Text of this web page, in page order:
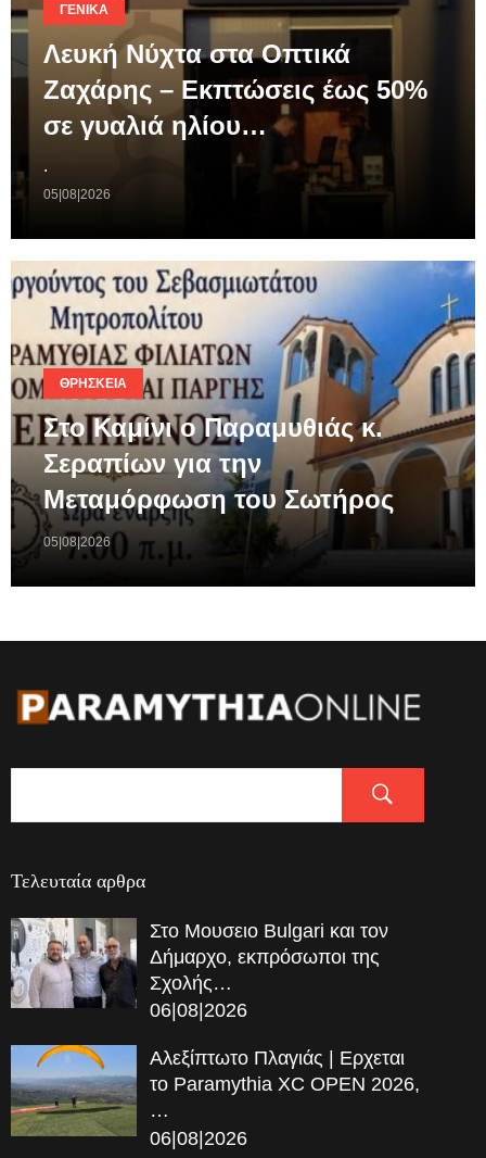
ΓΕΝΙΚΆ
Λευκή Νύχτα στα Οπτικά
Ζαχάρης – Εκπτώσεις έως 50%
σε γυαλιά ηλίου…
.
05|08|2026
ΘΡΗΣΚΕΊΑ
Στο Καμίνι ο Παραμυθιάς κ.
Σεραπίων για την
Μεταμόρφωση του Σωτήρος
05|08|2026
Τελευταία αρθρα
Στο Μουσειο Bulgari και τον
Δήμαρχο, εκπρόσωποι της
Σχολής…
06|08|2026
Αλεξίπτωτο Πλαγιάς | Ερχεται
το Paramythia XC OPEN 2026,
…
06|08|2026